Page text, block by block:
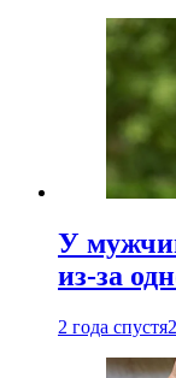
У
из-за
2 года спустя